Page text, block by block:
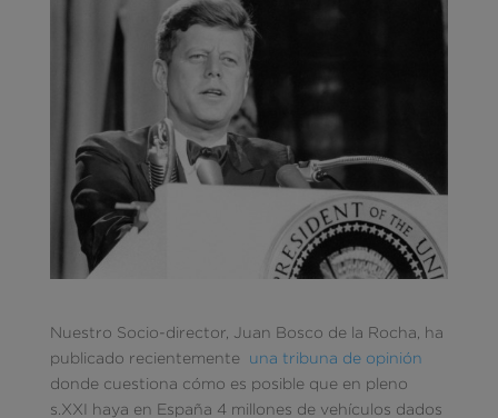
Nuestro Socio-director, Juan Bosco de la Rocha, ha
publicado recientemente una tribuna de opinión
donde cuestiona cómo es posible que en pleno
s.XXI haya en España 4 millones de vehículos dados